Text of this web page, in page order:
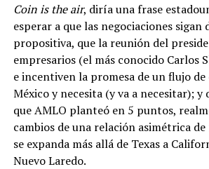
Coin is the air, diría una frase
esperar a que las negociaciones sigan
propositiva, que la reunión del
empresarios (el más conocido Carlos
e incentiven la promesa de un flujo
México y necesita (y va a necesitar); y
que AMLO planteó en 5 puntos,
cambios de una relación asimétrica
se expanda más allá de Texas a
Nuevo Laredo.